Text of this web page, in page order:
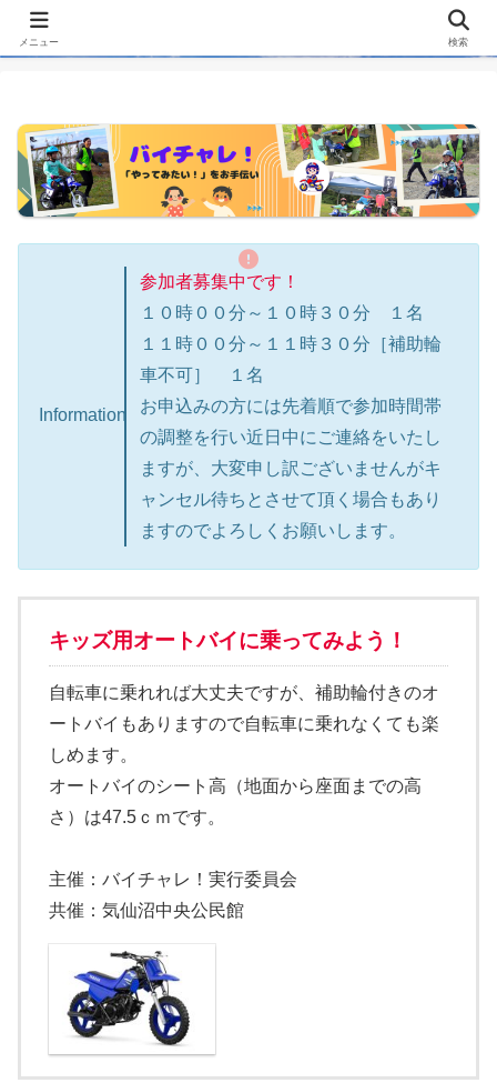
Information
参加者募集中です！
１０時００分～１０時３０分 １名
１１時００分～１１時３０分［補助輪
車不可］ １名
お申込みの方には先着順で参加時間帯
の調整を行い近日中にご連絡をいたし
ますが、大変申し訳ございませんがキ
ャンセル待ちとさせて頂く場合もあり
ますのでよろしくお願いします。
キッズ用オートバイに乗ってみよう！
自転車に乗れれば大丈夫ですが、補助輪付きのオ
ートバイもありますので自転車に乗れなくても楽
しめます。
オートバイのシート高（地面から座面までの高
さ）は47.5ｃｍです。
主催：バイチャレ！実行委員会
共催：気仙沼中央公民館
メニュー 検索